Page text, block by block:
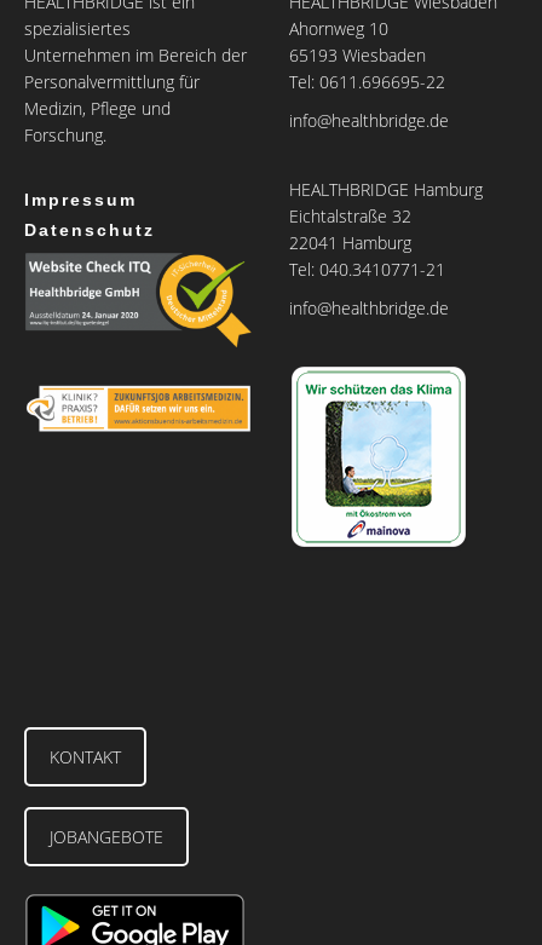
spezialisiertes
Unternehmen im Bereich der
Personalvermittlung für
Medizin, Pflege und
Forschung.
Impressum
Datenschutz
Ahornweg 10
65193 Wiesbaden
Tel: 0611.696695-22
info@healthbridge.de
HEALTHBRIDGE Hamburg
Eichtalstraße 32
22041 Hamburg
Tel: 040.3410771-21
info@healthbridge.de
KONTAKT
JOBANGEBOTE